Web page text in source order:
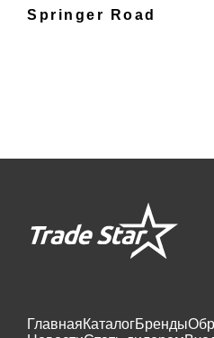
Springer Road
ГлавнаяКаталогБренды